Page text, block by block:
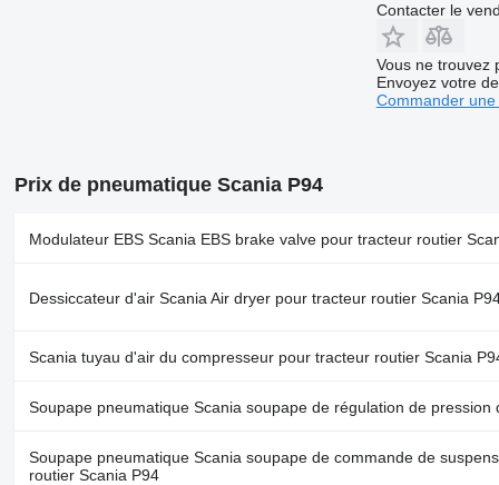
Contacter le
Vous ne trouvez
Envoyez votre
Commander
Prix de pneumatique Scania P94
Modulateur EBS Scania EBS brake valve pour tracteur routier
Dessiccateur d'air Scania Air dryer pour tracteur routier Scania
Scania tuyau d'air du compresseur pour tracteur routier Scania
Soupape pneumatique Scania soupape de régulation de
Soupape pneumatique Scania soupape de commande de
routier Scania P94